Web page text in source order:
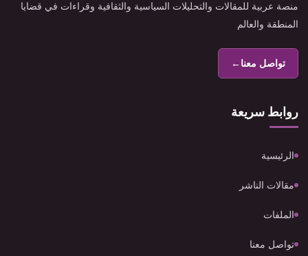
منصة عربية للمقالات والتحليلات السياسية والثقافية وقراءات في قضايا
المنطقة والعالم
تواصل معنا←
روابط سريعة
الرئيسية
مقالات الناشر
الملفات
تواصل معنا